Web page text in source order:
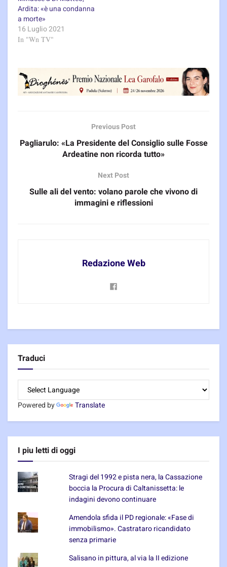
Ardita: «è una condanna
a morte»
16 Luglio 2021
In "Wn TV"
Previous Post
Pagliarulo: «La Presidente del Consiglio sulle Fosse
Ardeatine non ricorda tutto»
Next Post
Sulle ali del vento: volano parole che vivono di
immagini e riflessioni
Redazione Web
Traduci
Powered by Translate
I piu letti di oggi
Stragi del 1992 e pista nera, la Cassazione
boccia la Procura di Caltanissetta: le
indagini devono continuare
Amendola sfida il PD regionale: «Fase di
immobilismo». Castrataro ricandidato
senza primarie
Salisano in pittura, al via la II edizione